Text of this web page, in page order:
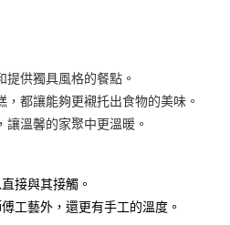
後才付款」的支付方式。 讓您購物簡單
供獨具風格的餐點。
都讓能夠更襯托出食物的美味。
溫馨的家聚中更溫暖。
接與其接觸。
工藝外，還更有手工的溫度。